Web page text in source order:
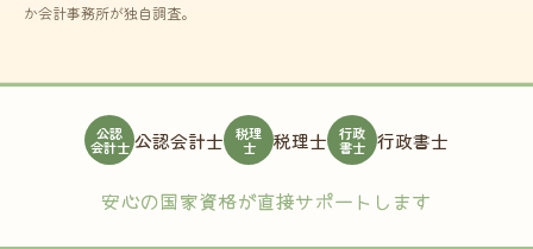
か会計事務所が独自調査。
公認
会計士 公認会計士 税理
士 税理士 行政
書士 行政書士
安心の国家資格が直接サポートします